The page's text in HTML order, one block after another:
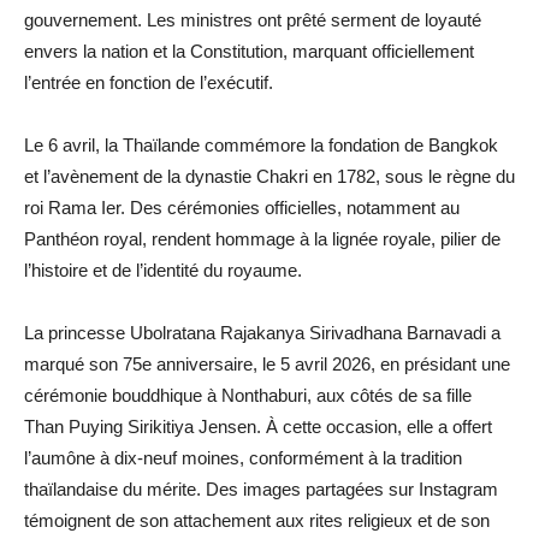
gouvernement. Les ministres ont prêté serment de loyauté
envers la nation et la Constitution, marquant officiellement
l’entrée en fonction de l’exécutif.
Le 6 avril, la Thaïlande commémore la fondation de Bangkok
et l’avènement de la dynastie Chakri en 1782, sous le règne du
roi Rama Ier. Des cérémonies officielles, notamment au
Panthéon royal, rendent hommage à la lignée royale, pilier de
l’histoire et de l’identité du royaume.
La princesse Ubolratana Rajakanya Sirivadhana Barnavadi a
marqué son 75e anniversaire, le 5 avril 2026, en présidant une
cérémonie bouddhique à Nonthaburi, aux côtés de sa fille
Than Puying Sirikitiya Jensen. À cette occasion, elle a offert
l’aumône à dix-neuf moines, conformément à la tradition
thaïlandaise du mérite. Des images partagées sur Instagram
témoignent de son attachement aux rites religieux et de son